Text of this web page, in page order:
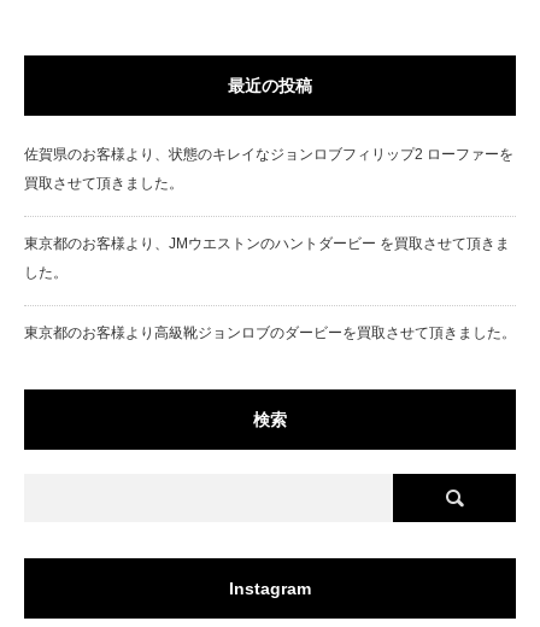
最近の投稿
佐賀県のお客様より、状態のキレイなジョンロブフィリップ2 ローファーを
買取させて頂きました。
東京都のお客様より、JMウエストンのハントダービー を買取させて頂きま
した。
東京都のお客様より高級靴ジョンロブのダービーを買取させて頂きました。
検索
Instagram